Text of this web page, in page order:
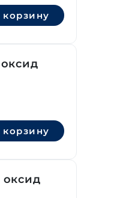
корзину
корзину
оксид